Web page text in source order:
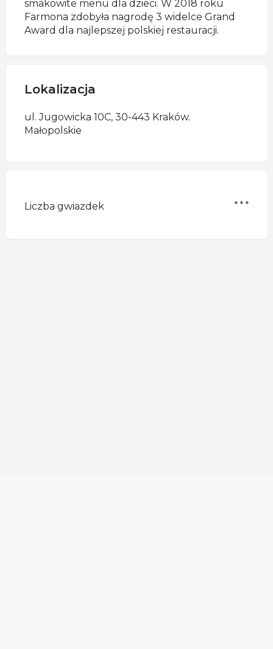
smakowite menu dla dzieci. W 2018 roku
Farmona zdobyła nagrodę 3 widelce Grand
Award dla najlepszej polskiej restauracji.
Lokalizacja
ul. Jugowicka 10C, 30-443 Kraków.
Małopolskie
Liczba gwiazdek * * *